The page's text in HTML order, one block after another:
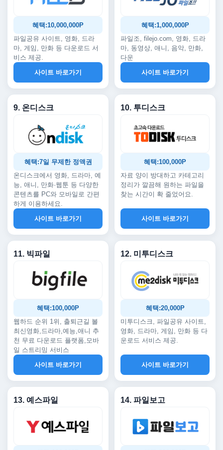
혜택:10,000,000P
파일공유 사이트, 영화, 드라
마, 게임, 만화 등 다운로드 서
비스 제공.
사이트 바로가기
혜택:1,000,000P
파일조, filejo.com, 영화, 드라
마, 동영상, 애니, 음악, 만화,
다운
사이트 바로가기
9. 온디스크
혜택:7일 무제한 정액권
온디스크에서 영화, 드라마, 예
능, 애니, 만화·웹툰 등 다양한
콘텐츠를 PC와 모바일로 간편
하게 이용하세요.
사이트 바로가기
10. 투디스크
혜택:100,000P
자료 양이 방대하고 카테고리
정리가 깔끔해 원하는 파일을
찾는 시간이 확 줄었어요.
사이트 바로가기
11. 빅파일
혜택:100,000P
웹하드 순위 1위, 출퇴근길 볼
최신영화,드라마,예능,애니 추
천 무료 다운로드 플랫폼,모바
일 스트리밍 서비스
사이트 바로가기
12. 미투디스크
혜택:20,000P
미투디스크, 파일공유 사이트,
영화, 드라마, 게임, 만화 등 다
운로드 서비스 제공.
사이트 바로가기
13. 예스파일 14. 파일보고